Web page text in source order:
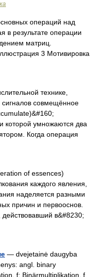
операций над
в результате операции
матриц.
3 Мотивировка
технике,
совмещённое
которой умножаются два
Когда операция
of essences)
каждого явления,
наделяется разными
причин и первооснов.
в&#8230;
— dvejetainė daugyba
angl. binary
f; Binärmultiplikation, f